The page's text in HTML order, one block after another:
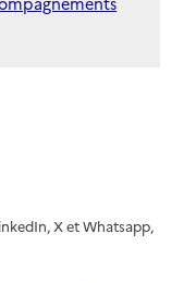
X et Whatsapp,